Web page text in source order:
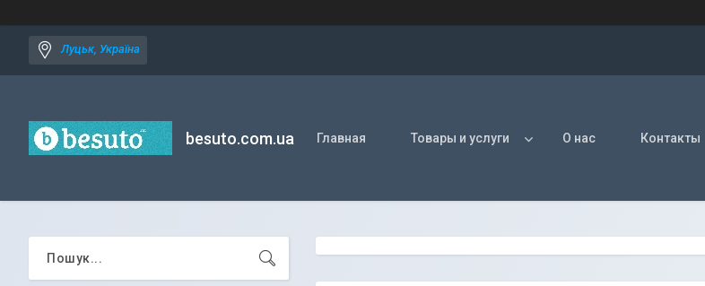
Луцьк, Україна
besuto.com.ua Главная Товары и услуги О нас Контакты